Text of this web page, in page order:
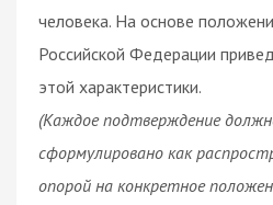
человека. На основе
Российской Федерации
этой характеристики.
(Каждое подтверждение
сформулировано как
опорой на конкретное